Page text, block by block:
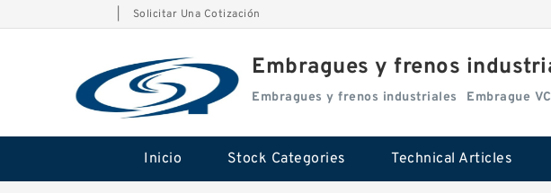
Solicitar Una Cotización
Embragues y frenos
Embragues y frenos industriales Embrague
Inicio Stock Categories Technical Articles